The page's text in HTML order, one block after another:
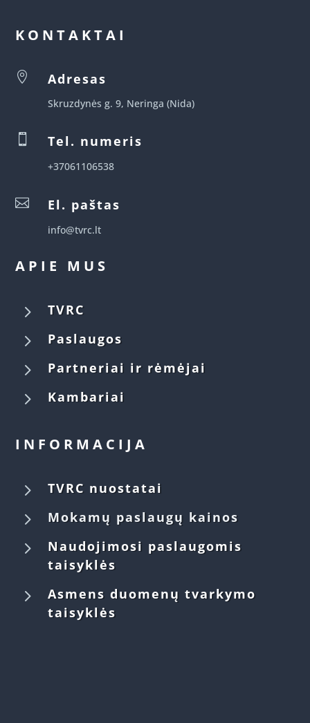
KONTAKTAI
 Adresas
Skruzdynės g. 9, Neringa (Nida)
 Tel. numeris
+37061106538
 El. paštas
info@tvrc.lt
APIE MUS
5 TVRC
5 Paslaugos
5 Partneriai ir rėmėjai
5 Kambariai
INFORMACIJA
5 TVRC nuostatai
5 Mokamų paslaugų kainos
5
Naudojimosi paslaugomis
taisyklės
5
Asmens duomenų tvarkymo
taisyklės